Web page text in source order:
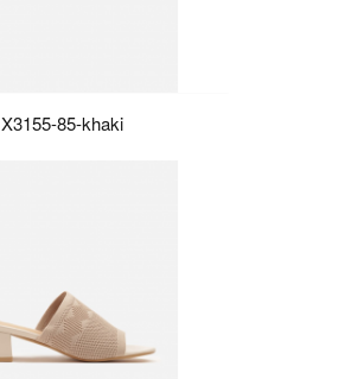
X3155-85-khaki